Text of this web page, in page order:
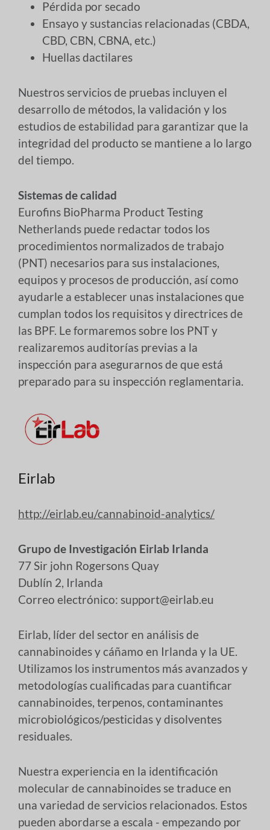
Pérdida por secado
Ensayo y sustancias relacionadas (CBDA,
CBD, CBN, CBNA, etc.)
Huellas dactilares
Nuestros servicios de pruebas incluyen el
desarrollo de métodos, la validación y los
estudios de estabilidad para garantizar que la
integridad del producto se mantiene a lo largo
del tiempo.
Sistemas de calidad
Eurofins BioPharma Product Testing
Netherlands puede redactar todos los
procedimientos normalizados de trabajo
(PNT) necesarios para sus instalaciones,
equipos y procesos de producción, así como
ayudarle a establecer unas instalaciones que
cumplan todos los requisitos y directrices de
las BPF. Le formaremos sobre los PNT y
realizaremos auditorías previas a la
inspección para asegurarnos de que está
preparado para su inspección reglamentaria.
Eirlab
http://eirlab.eu/cannabinoid-analytics/
Grupo de Investigación Eirlab Irlanda
77 Sir john Rogersons Quay
Dublín 2, Irlanda
Correo electrónico: support@eirlab.eu
Eirlab, líder del sector en análisis de
cannabinoides y cáñamo en Irlanda y la UE.
Utilizamos los instrumentos más avanzados y
metodologías cualificadas para cuantificar
cannabinoides, terpenos, contaminantes
microbiológicos/pesticidas y disolventes
residuales.
Nuestra experiencia en la identificación
molecular de cannabinoides se traduce en
una variedad de servicios relacionados. Estos
pueden abordarse a escala - empezando por